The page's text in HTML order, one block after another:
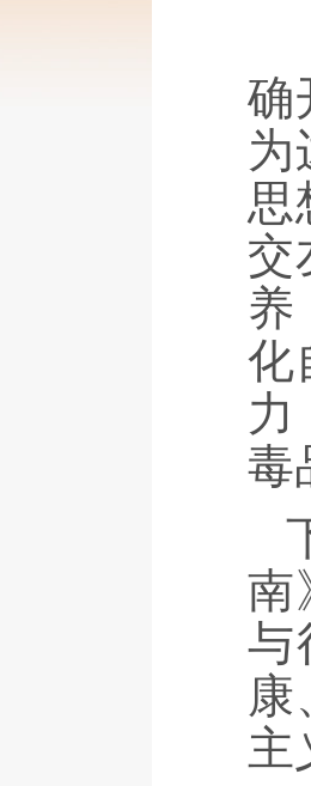
确
为
思
交
养
化
力
毒
南
与
康
主